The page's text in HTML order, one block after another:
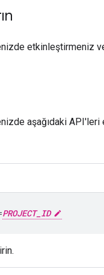
etkinleştirmeniz
aşağıdaki
PROJECT_ID